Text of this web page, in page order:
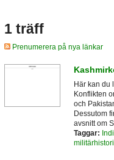
1 träff
Prenumerera på nya länkar
Här kan du
Konflikten
och
Dessutom
avsnitt om
Taggar: